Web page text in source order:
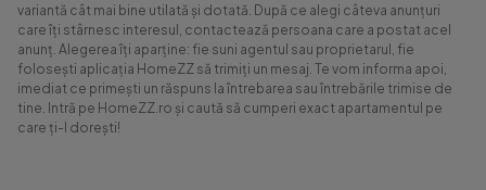
variantă cât mai bine utilată și dotată. După ce alegi câteva anunțuri
care îți stârnesc interesul, contactează persoana care a postat acel
anunț. Alegerea îți aparține: fie suni agentul sau proprietarul, fie
folosești aplicația HomeZZ să trimiți un mesaj. Te vom informa apoi,
imediat ce primești un răspuns la întrebarea sau întrebările trimise de
tine. Intră pe HomeZZ.ro și caută să cumperi exact apartamentul pe
care ți-l dorești!